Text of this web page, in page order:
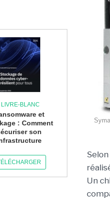
LIVRE-BLANC
et
: Comment
son
Un